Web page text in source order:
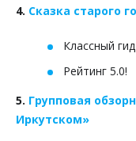
4. Сказка старого
Классный гид
Рейтинг 5.0!
5. Групповая
Иркутском»